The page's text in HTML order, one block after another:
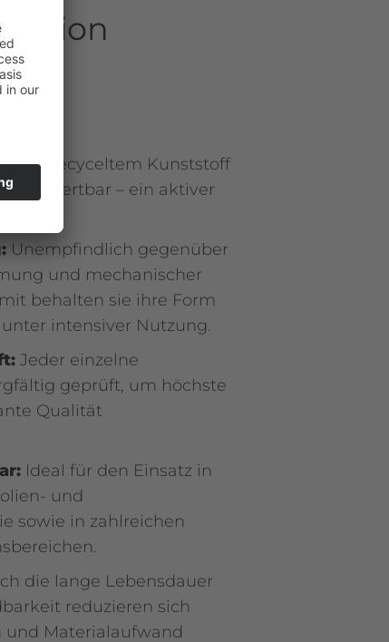
aus recyceltem Kunststoff
– ein aktiver
Unempfindlich gegenüber
und mechanischer
behalten sie ihre Form
intensiver Nutzung.
Jeder einzelne
geprüft, um höchste
Qualität
Ideal für den Einsatz in
und
sowie in zahlreichen
die lange Lebensdauer
reduzieren sich
und Materialaufwand